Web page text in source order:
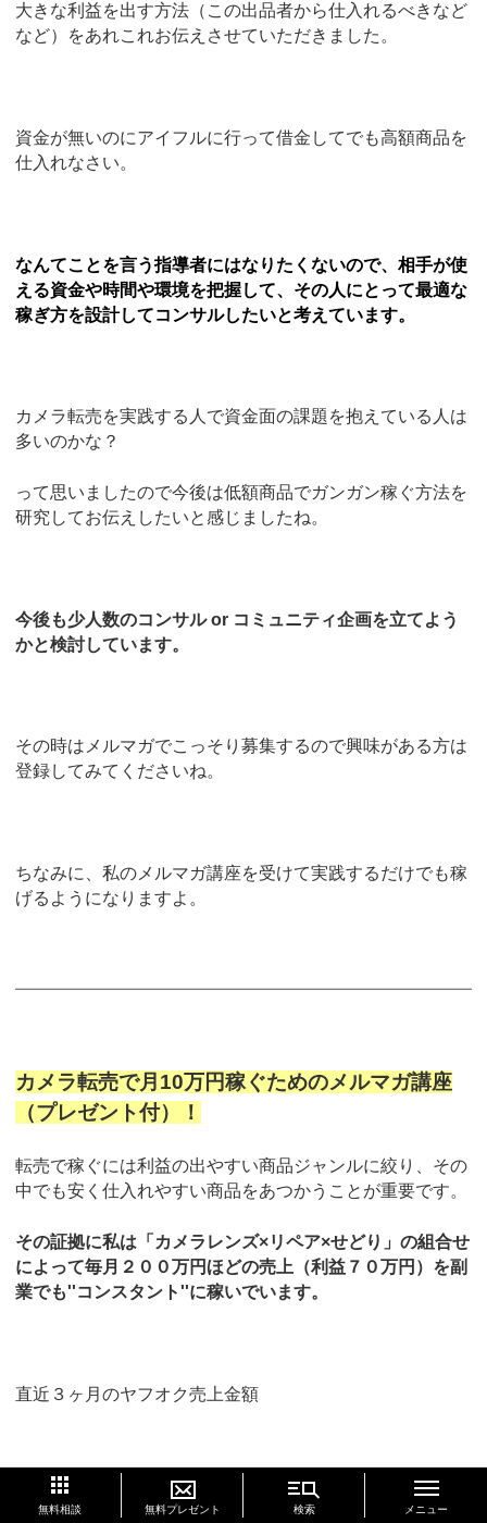
大きな利益を出す方法（この出品者から仕入れるべきなど
など）をあれこれお伝えさせていただきました。
資金が無いのにアイフルに行って借金してでも高額商品を
仕入れなさい。
なんてことを言う指導者にはなりたくないので、相手が使
える資金や時間や環境を把握して、その人にとって最適な
稼ぎ方を設計してコンサルしたいと考えています。
カメラ転売を実践する人で資金面の課題を抱えている人は
多いのかな？
って思いましたので今後は低額商品でガンガン稼ぐ方法を
研究してお伝えしたいと感じましたね。
今後も少人数のコンサル or コミュニティ企画を立てよう
かと検討しています。
その時はメルマガでこっそり募集するので興味がある方は
登録してみてくださいね。
ちなみに、私のメルマガ講座を受けて実践するだけでも稼
げるようになりますよ。
カメラ転売で月10万円稼ぐためのメルマガ講座
（プレゼント付）！
転売で稼ぐには利益の出やすい商品ジャンルに絞り、その
中でも安く仕入れやすい商品をあつかうことが重要です。
その証拠に私は「カメラレンズ×リペア×せどり」の組合せ
によって毎月２００万円ほどの売上（利益７０万円）を副
業でも''コンスタント''に稼いでいます。
直近３ヶ月のヤフオク売上金額
このページの先頭へ